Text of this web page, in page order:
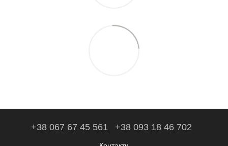
+38 067 67 45 561 +38 093 18 46 702